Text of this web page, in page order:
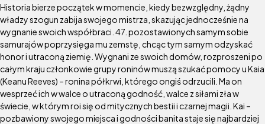
Historia bierze początek w momencie, kiedy bezwzględny, żądny
władzy szogun zabija swojego mistrza, skazując jednocześnie na
wygnanie swoich współbraci. 47. pozostawionych samym sobie
samurajów poprzysięga mu zemstę, chcąc tym samym odzyskać
honor i utraconą ziemię. Wygnani ze swoich domów, rozproszeni po
całym kraju członkowie grupy roninów muszą szukać pomocy u Kaia
(Keanu Reeves) – ronina półkrwi, którego ongiś odrzucili. Ma on
wesprzeć ich w walce o utraconą godność, walce z siłami zła w
świecie, w którym roi się od mitycznych bestii i czarnej magii. Kai –
pozbawiony swojego miejsca i godności banita staje się najbardziej